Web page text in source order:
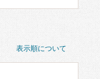
表示順について